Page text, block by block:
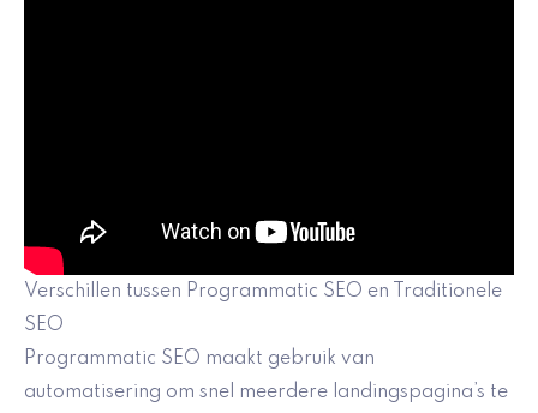
Verschillen tussen Programmatic SEO en Traditionele
SEO
Programmatic SEO maakt gebruik van
automatisering om snel meerdere landingspagina’s te